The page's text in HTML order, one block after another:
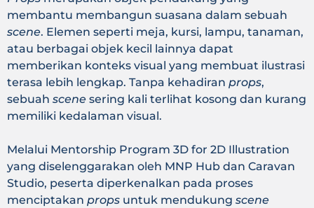
membantu membangun suasana dalam sebuah
scene. Elemen seperti meja, kursi, lampu, tanaman,
atau berbagai objek kecil lainnya dapat
memberikan konteks visual yang membuat ilustrasi
terasa lebih lengkap. Tanpa kehadiran props,
sebuah scene sering kali terlihat kosong dan kurang
memiliki kedalaman visual.
Melalui Mentorship Program 3D for 2D Illustration
yang diselenggarakan oleh MNP Hub dan Caravan
Studio, peserta diperkenalkan pada proses
menciptakan props untuk mendukung scene